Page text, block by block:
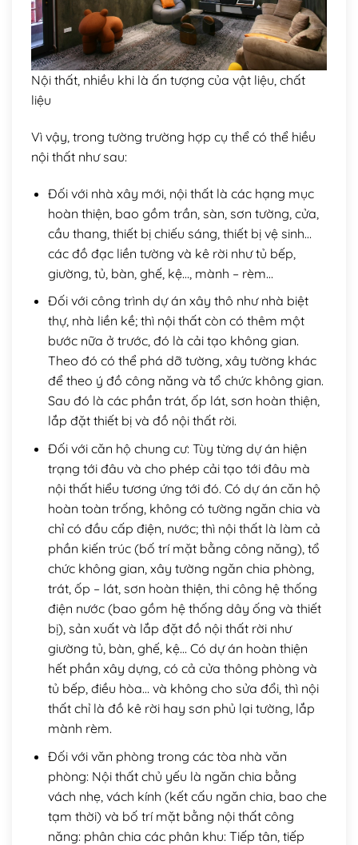
Nội thất, nhiều khi là ấn tượng của vật liệu, chất
liệu
Vì vậy, trong tường trường hợp cụ thể có thể hiều
nội thất như sau:
Đối với nhà xây mới, nội thất là các hạng mục
hoàn thiện, bao gồm trần, sàn, sơn tường, cửa,
cầu thang, thiết bị chiếu sáng, thiết bị vệ sinh…
các đồ đạc liền tường và kê rời như tủ bếp,
giường, tủ, bàn, ghế, kệ…, mành – rèm…
Đối với công trình dự án xây thô như nhà biệt
thự, nhà liền kề; thì nội thất còn có thêm một
bước nữa ở trước, đó là cải tạo không gian.
Theo đó có thể phá dỡ tường, xây tường khác
để theo ý đồ công năng và tổ chức không gian.
Sau đó là các phần trát, ốp lát, sơn hoàn thiện,
lắp đặt thiết bị và đồ nội thất rời.
Đối với căn hộ chung cư: Tùy từng dự án hiện
trạng tới đâu và cho phép cải tạo tới đâu mà
nội thất hiểu tương ứng tới đó. Có dự án căn hộ
hoàn toàn trống, không có tường ngăn chia và
chỉ có đầu cấp điện, nước; thì nội thất là làm cả
phần kiến trúc (bố trí mặt bằng công năng), tổ
chức không gian, xây tường ngăn chia phòng,
trát, ốp – lát, sơn hoàn thiện, thi công hệ thống
điện nước (bao gồm hệ thống dây ống và thiết
bị), sản xuất và lắp đặt đồ nội thất rời như
giường tủ, bàn, ghế, kệ… Có dự án hoàn thiện
hết phần xây dựng, có cả cửa thông phòng và
tủ bếp, điều hòa… và không cho sửa đổi, thì nội
thất chỉ là đồ kê rời hay sơn phủ lại tường, lắp
mành rèm.
Đối với văn phòng trong các tòa nhà văn
phòng: Nội thất chủ yếu là ngăn chia bằng
vách nhẹ, vách kính (kết cấu ngăn chia, bao che
tạm thời) và bố trí mặt bằng nội thất công
năng: phân chia các phân khu: Tiếp tân, tiếp